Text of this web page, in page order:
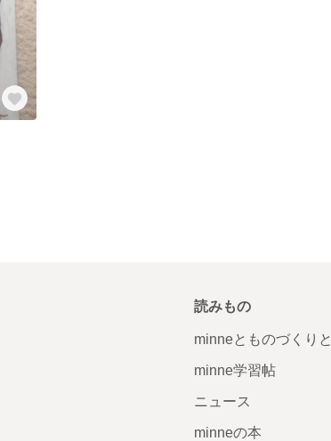
読みもの
minneとものづくりと
minne学習帖
ニュース
minneの本